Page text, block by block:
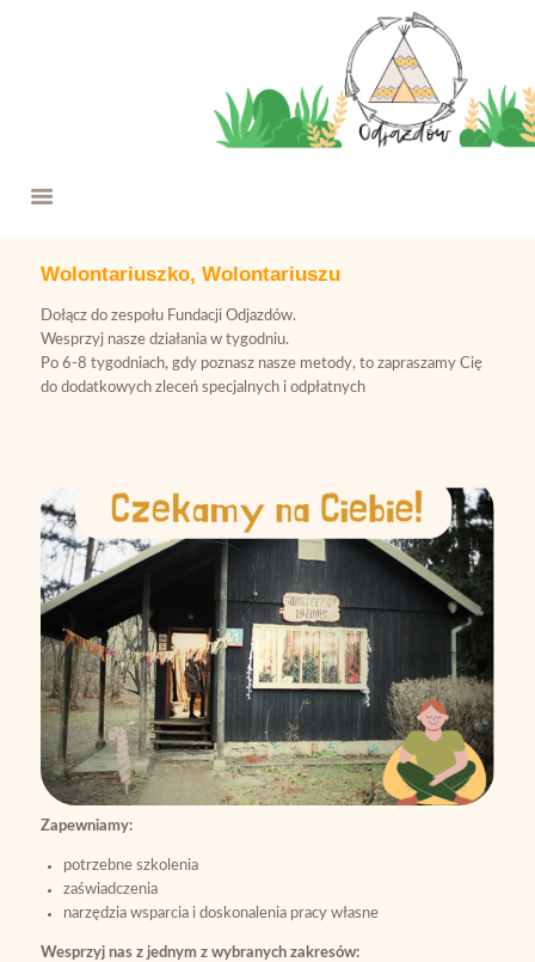
W ROKU SZKOLNYM
WYPRAWY
WESPRZYJ NAS
Wolontariuszko, Wolontariuszu
Dołącz do zespołu Fundacji Odjazdów.
Wesprzyj nasze działania w tygodniu.
Po 6-8 tygodniach, gdy poznasz nasze metody, to zapraszamy Cię
do dodatkowych zleceń specjalnych i odpłatnych
Zapewniamy:
potrzebne szkolenia
zaświadczenia
narzędzia wsparcia i doskonalenia pracy własne
Wesprzyj nas z jednym z wybranych zakresów: